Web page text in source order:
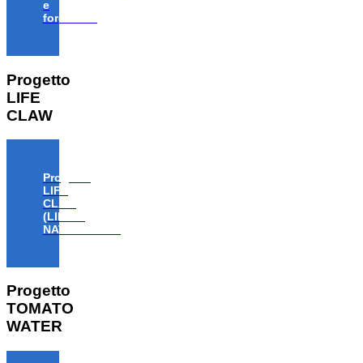
e
forestale”
Progetto
LIFE
CLAW
Progetto
LIFE
CLAW
(LIFE18
NAT/IT/000806)
Progetto
TOMATO
WATER